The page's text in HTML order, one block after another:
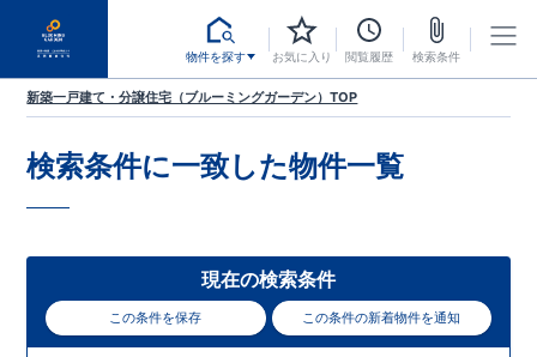
物件を探す お気に入り 閲覧履歴 検索条件
新築一戸建て・分譲住宅（ブルーミングガーデン）TOP
検索条件に一致した物件一覧
現在の検索条件
この条件を保存 この条件の新着物件を通知